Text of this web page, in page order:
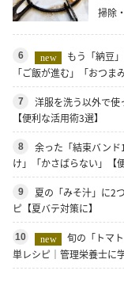
掃除
6 new
もう「納豆
「ご飯が進む」「おつま
7
洋服を洗う以外で使
【便利な活用術3選】
8
余った「結束バン
け」「かさばらない」【
9
夏の「みそ汁」に2
ピ【夏バテ対策に】
10 new
旬の「トマ
単レシピ｜管理栄養士に